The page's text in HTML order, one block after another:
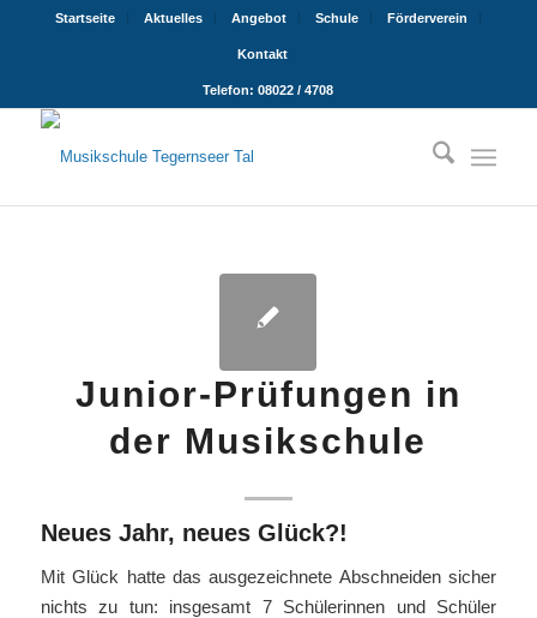
Startseite Aktuelles Angebot Schule Förderverein
Kontakt
Telefon: 08022 / 4708
Junior-Prüfungen in
der Musikschule
Neues Jahr, neues Glück?!
Mit Glück hatte das ausgezeichnete Abschneiden sicher
nichts zu tun: insgesamt 7 Schülerinnen und Schüler